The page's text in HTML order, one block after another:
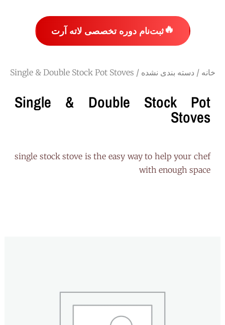
🔥ثبت‌نام دوره تخصصی لاته آرت
خانه / دسته بندی نشده / Single & Double Stock Pot Stoves
Single & Double Stock Pot
Stoves
single stock stove is the easy way to help your chef
with enough space